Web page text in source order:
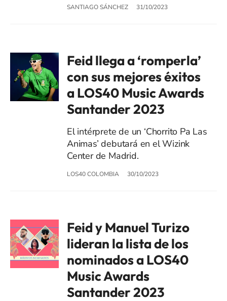
SANTIAGO SÁNCHEZ 31/10/2023
Feid llega a ‘romperla’
con sus mejores éxitos
a LOS40 Music Awards
Santander 2023
El intérprete de un ‘Chorrito Pa Las
Animas’ debutará en el Wizink
Center de Madrid.
LOS40 COLOMBIA 30/10/2023
Feid y Manuel Turizo
lideran la lista de los
nominados a LOS40
Music Awards
Santander 2023